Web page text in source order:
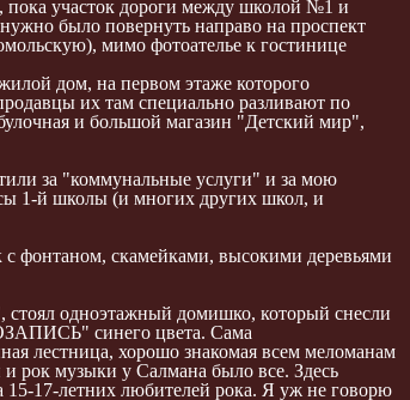
пока участок дороги между школой №1 и
было повернуть направо на проспект
мимо фотоателье к гостинице
дом, на первом этаже которого
их там специально разливают по
и большой магазин "Детский мир",
за "коммунальные услуги" и за мою
1-й школы (и многих других школ, и
фонтаном, скамейками, высокими деревьями
стоял одноэтажный домишко, который снесли
синего цвета. Сама
лестница, хорошо знакомая всем меломанам
рок музыки у Салмана было все. Здесь
17-летних любителей рока. Я уж не говорю